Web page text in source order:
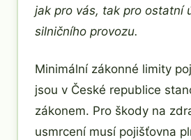
jak pro vás, tak pro ostatní
silničního provozu.
Minimální zákonné limity
jsou v České republice
zákonem. Pro škody na
usmrcení musí pojišťovna